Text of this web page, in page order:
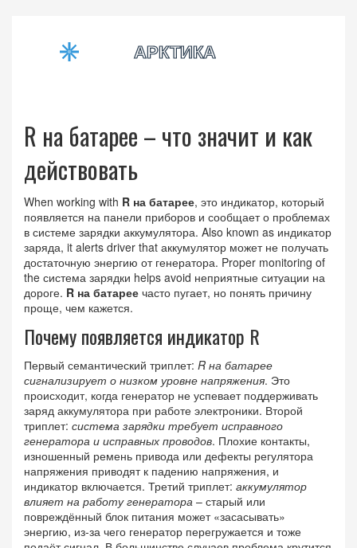
R на батарее – что значит и как
действовать
When working with R на батарее, это индикатор, который
появляется на панели приборов и сообщает о проблемах
в системе зарядки аккумулятора. Also known as индикатор
заряда, it alerts driver that аккумулятор может не получать
достаточную энергию от генератора. Proper monitoring of
the система зарядки helps avoid неприятные ситуации на
дороге. R на батарее часто пугает, но понять причину
проще, чем кажется.
Почему появляется индикатор R
Первый семантический триплет: R на батарее
сигнализирует о низком уровне напряжения. Это
происходит, когда генератор не успевает поддерживать
заряд аккумулятора при работе электроники. Второй
триплет: система зарядки требует исправного
генератора и исправных проводов. Плохие контакты,
изношенный ремень привода или дефекты регулятора
напряжения приводят к падению напряжения, и
индикатор включается. Третий триплет: аккумулятор
влияет на работу генератора – старый или
повреждённый блок питания может «засасывать»
энергию, из‑за чего генератор перегружается и тоже